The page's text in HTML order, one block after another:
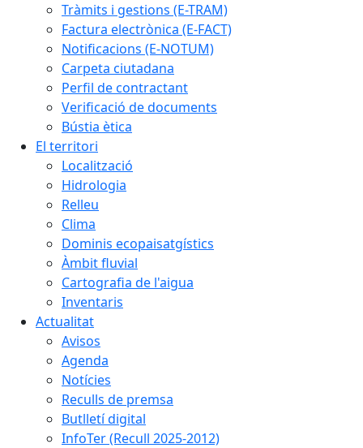
Tràmits i gestions (E-TRAM)
Factura electrònica (E-FACT)
Notificacions (E-NOTUM)
Carpeta ciutadana
Perfil de contractant
Verificació de documents
Bústia ètica
El territori
Localització
Hidrologia
Relleu
Clima
Dominis ecopaisatgístics
Àmbit fluvial
Cartografia de l'aigua
Inventaris
Actualitat
Avisos
Agenda
Notícies
Reculls de premsa
Butlletí digital
InfoTer (Recull 2025-2012)